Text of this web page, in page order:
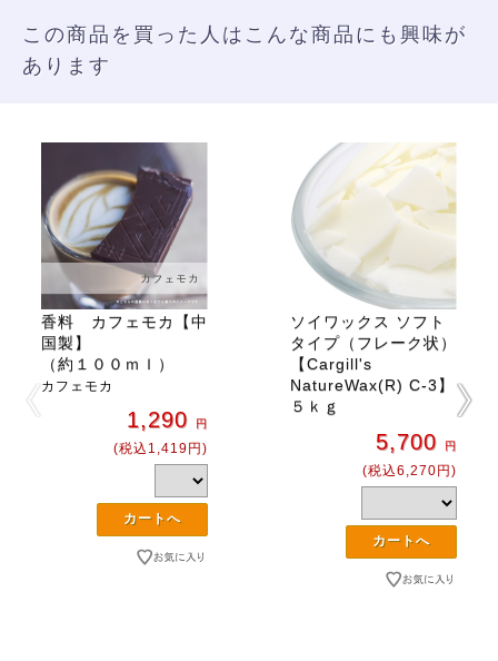
この商品を買った人はこんな商品にも興味が
あります
香料 カフェモカ【中
国製】
（約１００ｍｌ）
カフェモカ
1,290 円
(税込1,419円)
ソイワックス ソフト
タイプ（フレーク状）
【Cargill's
NatureWax(R) C-3】
５ｋｇ
5,700 円
(税込6,270円)